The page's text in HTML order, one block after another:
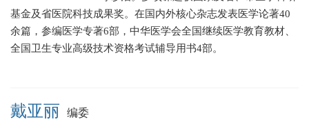
基金及省医院科技成果奖。在国内外核心杂志发表医学论著40
余篇，参编医学专著6部，中华医学会全国继续医学教育教材、
全国卫生专业高级技术资格考试辅导用书4部。
戴亚丽 编委